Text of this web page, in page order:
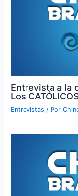
Entrevista a la
Los
Entrevistas / Por